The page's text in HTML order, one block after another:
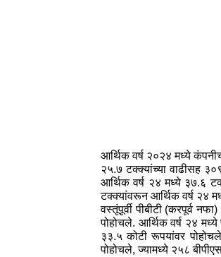
आर्थिक वर्ष २०२४ मध्ये
२५.७ टक्‍क्‍यांच्‍या वाढीसह
आर्थिक वर्ष २४ मध्‍ये ३७.६
टक्‍क्‍यांवरून आर्थिक वर्ष २४
वस्‍तूंपूर्वी पीबीटी (करपूर्व
पोहोचले. आर्थिक वर्ष २४
३३.५ कोटी रूपयांवर
पोहोचले, ज्‍यामध्‍ये २५८